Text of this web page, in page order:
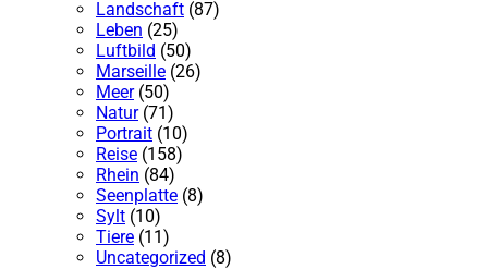
Landschaft (87)
Leben (25)
Luftbild (50)
Marseille (26)
Meer(50)
Natur(71)
Portrait (10)
Reise (158)
Rhein (84)
Seenplatte (8)
Sylt (10)
Tiere (11)
Uncategorized (8)